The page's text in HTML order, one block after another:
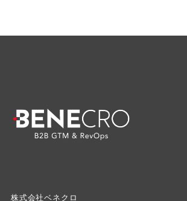
株式会社ベネクロ